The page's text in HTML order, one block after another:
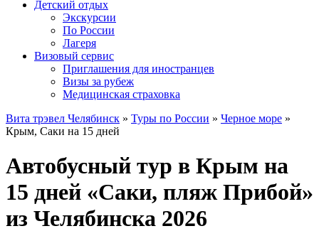
Детский отдых
Экскурсии
По России
Лагеря
Визовый сервис
Приглашения для иностранцев
Визы за рубеж
Медицинская страховка
Вита трэвел Челябинск » Туры по России » Черное море »
Крым, Саки на 15 дней
Автобусный тур в Крым на
15 дней «Саки, пляж Прибой»
из Челябинска 2026